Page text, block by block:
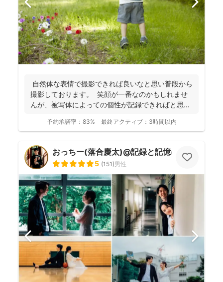
自然体な表情で撮影できれば良いなと思い普段から
撮影しております。 笑顔が一番なのかもしれませ
んが、被写体によっての個性が記録できればと思っ
予約承諾率： 83% 最終アクティブ： 3時間以内
おっちー(落合慶太)@記録と記憶に彩りを💐
5 (151)男性